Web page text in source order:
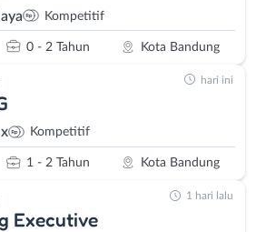
Kompetitif
0 - 2 Tahun Kota Bandung
Kompetitif
1 - 2 Tahun Kota Bandung
hari ini
Executive
1 hari lalu